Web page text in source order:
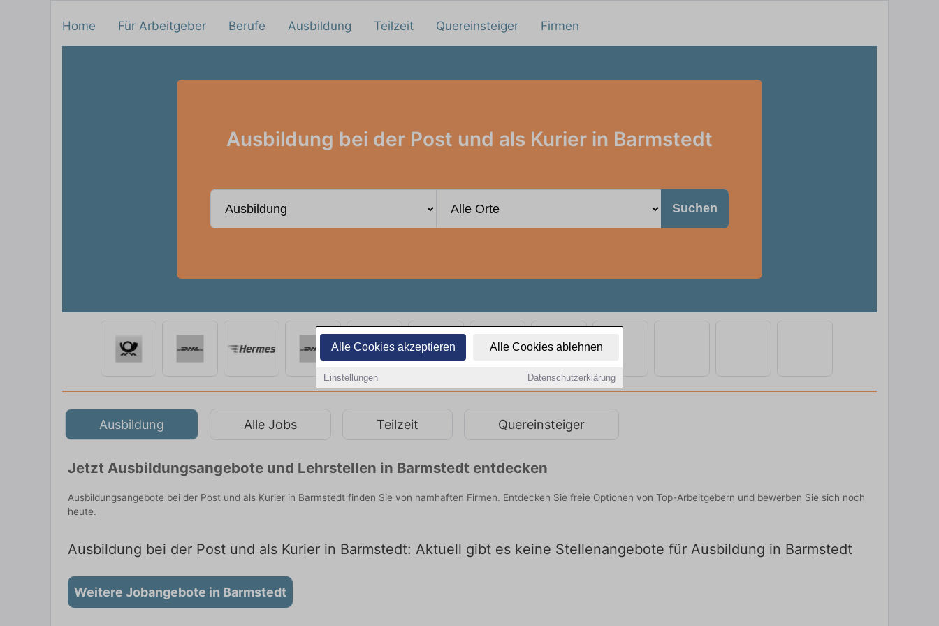
Alle Cookies akzeptieren Alle Cookies ablehnen
Einstellungen Datenschutzerklärung
Home Für Arbeitgeber Berufe Ausbildung Teilzeit Quereinsteiger Firmen
Ausbildung bei der Post und als Kurier in Barmstedt
Suchen
Ausbildung Alle Jobs Teilzeit Quereinsteiger
Jetzt Ausbildungsangebote und Lehrstellen in Barmstedt entdecken
Ausbildungsangebote bei der Post und als Kurier in Barmstedt finden Sie von namhaften Firmen. Entdecken Sie freie Optionen von Top-Arbeitgebern und bewerben Sie sich noch
heute.
Ausbildung bei der Post und als Kurier in Barmstedt: Aktuell gibt es keine Stellenangebote für Ausbildung in Barmstedt
Weitere Jobangebote in Barmstedt